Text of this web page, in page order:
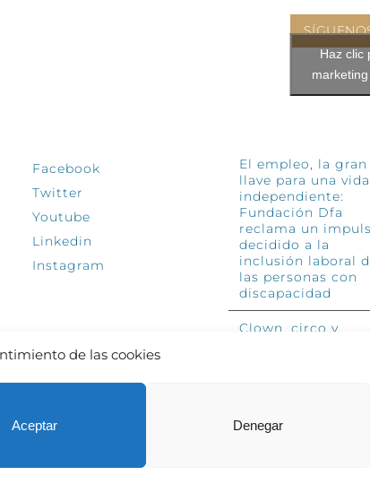
de las cookies
Aceptar Denegar
Haz clic
Facebook
Twitter
Youtube
Linkedin
Instagram
El empleo, la gran
llave para una vida
independiente:
Fundación Dfa
reclama un
decidido a la
inclusión laboral
las personas con
discapacidad
Clown, circo y
segundo “Festival